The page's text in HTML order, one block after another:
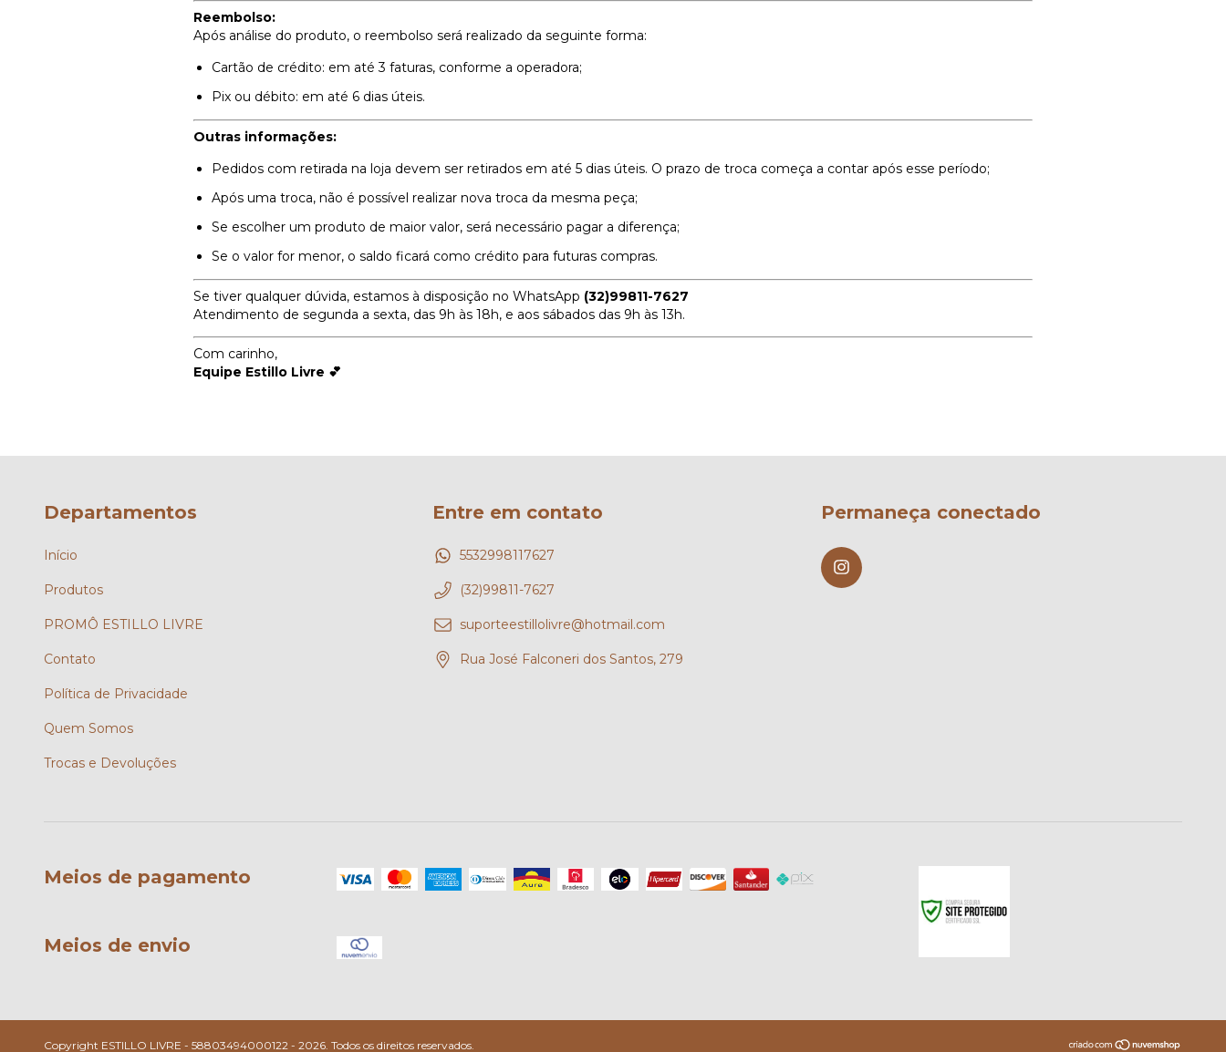
Reembolso:
Após análise do produto, o reembolso será realizado da seguinte forma:
Cartão de crédito: em até 3 faturas, conforme a operadora;
Pix ou débito: em até 6 dias úteis.
Outras informações:
Pedidos com retirada na loja devem ser retirados em até 5 dias úteis. O prazo de troca começa a contar após esse período;
Após uma troca, não é possível realizar nova troca da mesma peça;
Se escolher um produto de maior valor, será necessário pagar a diferença;
Se o valor for menor, o saldo ficará como crédito para futuras compras.
Se tiver qualquer dúvida, estamos à disposição no WhatsApp (32)99811-7627
Atendimento de segunda a sexta, das 9h às 18h, e aos sábados das 9h às 13h.
Com carinho,
Equipe Estillo Livre 💕
Departamentos
Início
Produtos
PROMÔ ESTILLO LIVRE
Contato
Política de Privacidade
Quem Somos
Trocas e Devoluções
Entre em contato
5532998117627
(32)99811-7627
suporteestillolivre@hotmail.com
Rua José Falconeri dos Santos, 279
Permaneça conectado
Meios de pagamento
Meios de envio
Copyright ESTILLO LIVRE - 58803494000122 - 2026. Todos os direitos reservados.